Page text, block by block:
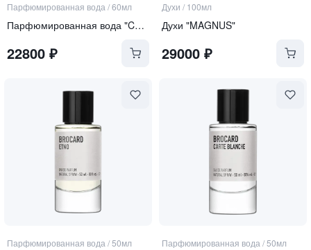
Парфюмированная вода /60мл
Парфюмированная вода "CHANALAJ"
22800 ₽
Духи / 100мл
Духи "MAGNUS"
29000₽
Парфюмированная вода /50мл Парфюмированная вода /50мл